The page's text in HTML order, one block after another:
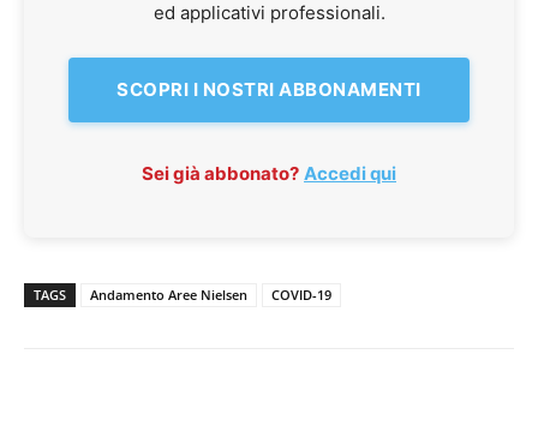
ed applicativi professionali.
SCOPRI I NOSTRI ABBONAMENTI
Sei già abbonato? Accedi qui
TAGS Andamento Aree Nielsen COVID-19